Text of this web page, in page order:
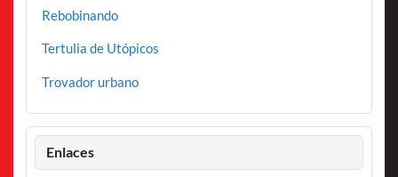
Rebobinando
Tertulia de Utópicos
Trovador urbano
Enlaces